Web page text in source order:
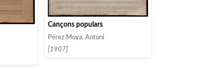
Cançons populars
Pérez Moya, Antoni
[1907]